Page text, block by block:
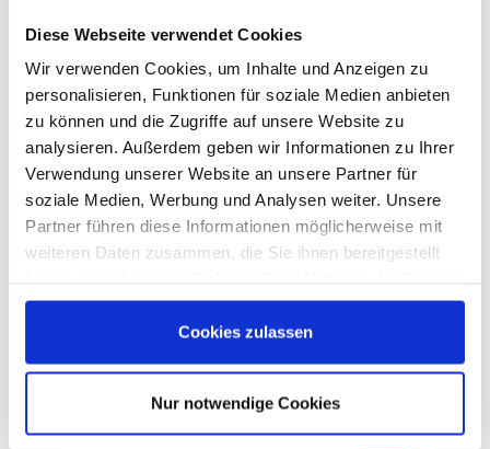
Diese Webseite verwendet Cookies
Wir verwenden Cookies, um Inhalte und Anzeigen zu
personalisieren, Funktionen für soziale Medien anbieten
zu können und die Zugriffe auf unsere Website zu
analysieren. Außerdem geben wir Informationen zu Ihrer
Verwendung unserer Website an unsere Partner für
soziale Medien, Werbung und Analysen weiter. Unsere
Partner führen diese Informationen möglicherweise mit
weiteren Daten zusammen, die Sie ihnen bereitgestellt
gesammelt haben.
Cookies zulassen
Nur notwendige Cookies
STIMMRECHTSVERTRETUNG DURCH DIE DSW
Die DSW vertritt Ihre Stimmrechteauf sämtlichen
wichtigen Hauptversammlungen in Deutschland.
VERGANGENE HAUPTVERSAMMLUNGSTERMINE
archiv.hauptversammlung.de
Die nächsten Termine